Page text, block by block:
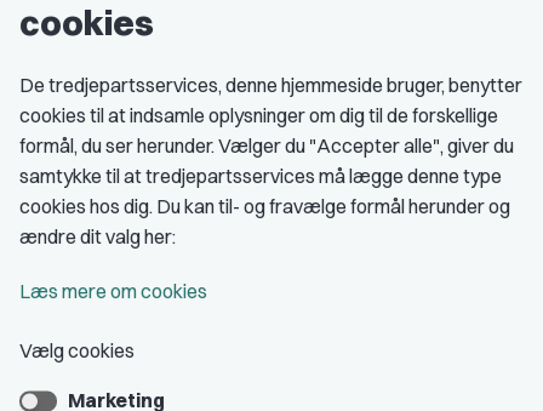
Studenterorganisationer
Medlemskab
Fordele som medlem
Kontingent
cookies
De tredjepartsservices, denne hjemmeside bruger, benytter
cookies til at indsamle oplysninger om dig til de forskellige
formål, du ser herunder. Vælger du "Accepter alle", giver du
samtykke til at tredjepartsservices må lægge denne type
cookies hos dig. Du kan til- og fravælge formål herunder og
ændre dit valg her:
Læs mere om cookies
Vælg cookies
Marketing